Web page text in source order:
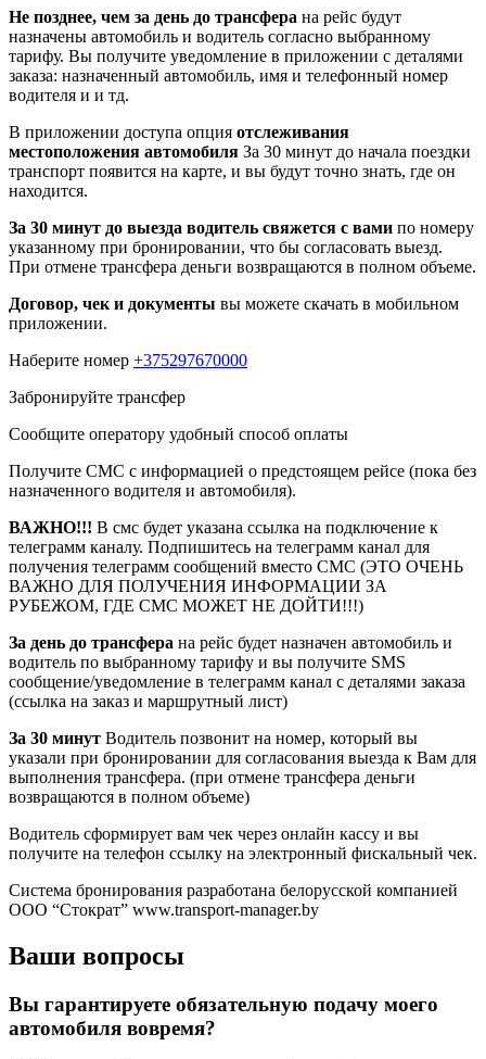
Не позднее, чем за день до трансфера на рейс будут
назначены автомобиль и водитель согласно выбранному
тарифу. Вы получите уведомление в приложении c деталями
заказа: назначенный автомобиль, имя и телефонный номер
водителя и и тд.
В приложении доступа опция отслеживания
местоположения автомобиля За 30 минут до начала поездки
транспорт появится на карте, и вы будут точно знать, где он
находится.
За 30 минут до выезда водитель свяжется с вами по номеру
указанному при бронировании, что бы согласовать выезд.
При отмене трансфера деньги возвращаются в полном объеме.
Договор, чек и документы вы можете скачать в мобильном
приложении.
Наберите номер +375297670000
Забронируйте трансфер
Сообщите оператору удобный способ оплаты
Получите СМС с информацией о предстоящем рейсе (пока без
назначенного водителя и автомобиля).
ВАЖНО!!! В смс будет указана ссылка на подключение к
телеграмм каналу. Подпишитесь на телеграмм канал для
получения телеграмм сообщений вместо СМС (ЭТО ОЧЕНЬ
ВАЖНО ДЛЯ ПОЛУЧЕНИЯ ИНФОРМАЦИИ ЗА
РУБЕЖОМ, ГДЕ СМС МОЖЕТ НЕ ДОЙТИ!!!)
За день до трансфера на рейс будет назначен автомобиль и
водитель по выбранному тарифу и вы получите SMS
сообщение/уведомление в телеграмм канал с деталями заказа
(ссылка на заказ и маршрутный лист)
За 30 минут Водитель позвонит на номер, который вы
указали при бронировании для согласования выезда к Вам для
выполнения трансфера. (при отмене трансфера деньги
возвращаются в полном объеме)
Водитель сформирует вам чек через онлайн кассу и вы
получите на телефон ссылку на электронный фискальный чек.
Система бронирования разработана белорусской компанией
ООО “Стократ” www.transport-manager.by
Ваши вопросы
Вы гарантируете обязательную подачу моего
автомобиля вовремя?